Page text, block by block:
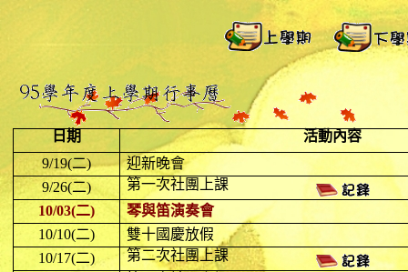
日期
活動內容
9/19(二)
迎新晚會
9/26(二)
第一次社團上課
10/03(二)
琴與笛演奏會
10/10(二)
雙十國慶放假
10/17(二)
第二次社團上課